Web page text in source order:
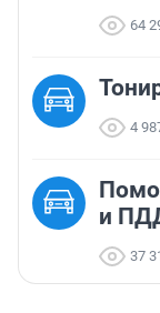
64
4
и
37